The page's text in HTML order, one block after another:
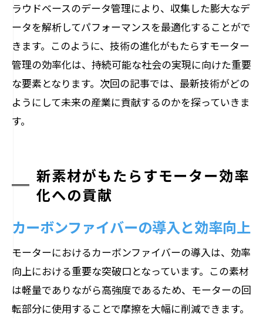
ラウドベースのデータ管理により、収集した膨大なデ
ータを解析してパフォーマンスを最適化することがで
きます。このように、技術の進化がもたらすモーター
管理の効率化は、持続可能な社会の実現に向けた重要
な要素となります。次回の記事では、最新技術がどの
ようにして未来の産業に貢献するのかを探っていきま
す。
新素材がもたらすモーター効率
化への貢献
カーボンファイバーの導入と効率向上
モーターにおけるカーボンファイバーの導入は、効率
向上における重要な突破口となっています。この素材
は軽量でありながら高強度であるため、モーターの回
転部分に使用することで摩擦を大幅に削減できます。